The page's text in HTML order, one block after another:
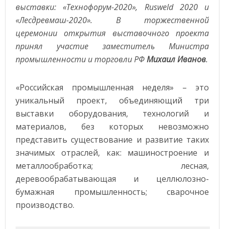
выставки: «Технофорум-2020», Rusweld 2020 и
«Лесдревмаш-2020». В торжественной
церемонии открытия выставочного проекта
принял участие заместитель Министра
промышленности и торговли РФМихаил Иванов.
«Российская промышленная неделя» – это
уникальный проект, объединяющий три
выставки оборудования, технологий и
материалов, без которых невозможно
представить существование и развитие таких
значимых отраслей, как: машиностроение и
металлообработка; лесная,
деревообрабатывающая и целлюлозно-
бумажная промышленность; сварочное
производство.